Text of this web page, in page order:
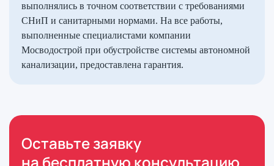
выполнялись в точном соответствии с требованиями
СНиП и санитарными нормами. На все работы,
выполненные специалистами компании
Мосводострой при обустройстве системы автономной
канализации, предоставлена гарантия.
Оставьте заявку